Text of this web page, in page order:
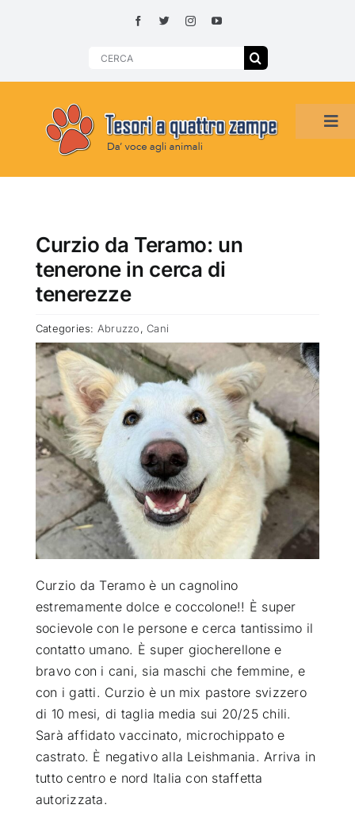
Search
HOME
SMARRITI O DA ADOTTARE
ADOTTATI O RITROVATI
ATTUALITÀ
VIDEO
CHI SIAMO
RUBRICHE
Curzio da Teramo: un
tenerone in cerca di
tenerezze
Categories: Abruzzo,Cani
Curzio da Teramo è un cagnolino
estremamente dolce e coccolone!! È super
socievole con le persone e cerca tantissimo il
contatto umano. È super giocherellone e
bravo con i cani, sia maschi che femmine, e
con i gatti. Curzio è un mix pastore svizzero
di 10 mesi, di taglia media sui 20/25 chili.
Sarà affidato vaccinato, microchippato e
castrato. È negativo alla Leishmania. Arriva in
tutto centro e nord Italia con staffetta
autorizzata.